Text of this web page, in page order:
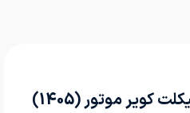
شرایط فروش موتورسیکلت کویر موتور (1405)